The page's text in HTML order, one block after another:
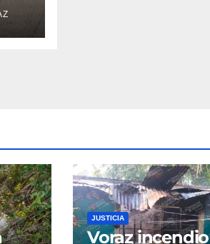
JUSTICIA
Voraz incendio